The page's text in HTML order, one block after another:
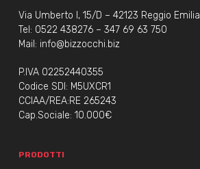
Via Umberto I, 15/D – 42123 Reggio Emilia
Tel: 0522 438276– 347 69 63 750
Mail: info@bizzocchi.biz
P.IVA 02252440355
Codice SDI: M5UXCR1
CCIAA/REA:RE 265243
Cap.Sociale: 10.000€
PRODOTTI